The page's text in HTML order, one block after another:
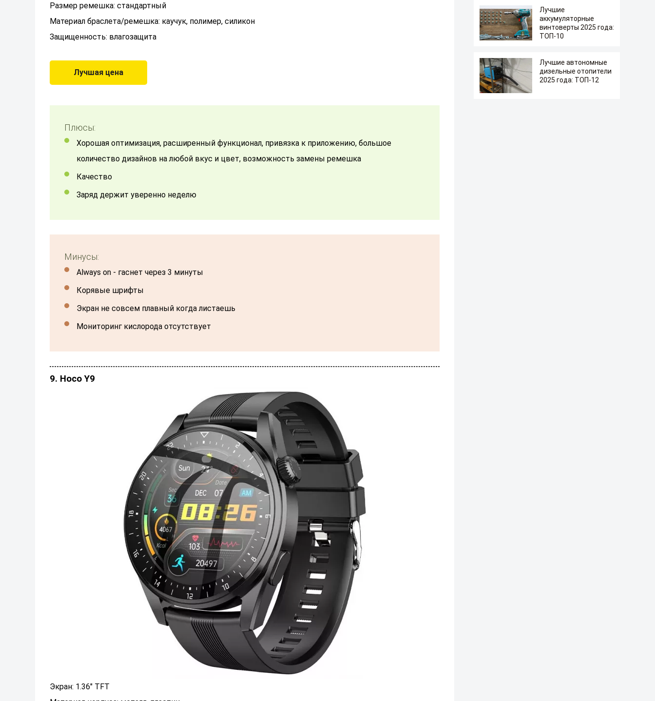
Размер ремешка: стандартный
Материал браслета/ремешка: каучук, полимер, силикон
Защищенность: влагозащита
Лучшая цена
Плюсы:
Хорошая оптимизация, расширенный функционал, привязка к приложению, большое
количество дизайнов на любой вкус и цвет, возможность замены ремешка
Качество
заряд держит уверенно неделю
Минусы:
Always on - гаснет через 3 минуты
Корявые шрифты
Экран не совсем плавный когда листаешь
Мониторинг кислорода отсутствует
9. Hoco Y9
Экран: 1.36" TFT
Лучшие
аккумуляторные
винтоверты 2025 года:
ТОП-10
Лучшие автономные
дизельные отопители
2025 года: ТОП-12